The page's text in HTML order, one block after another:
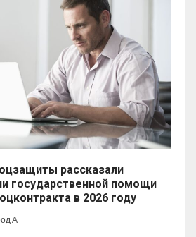
рассказали
государственной помощи
в 2026 году
А